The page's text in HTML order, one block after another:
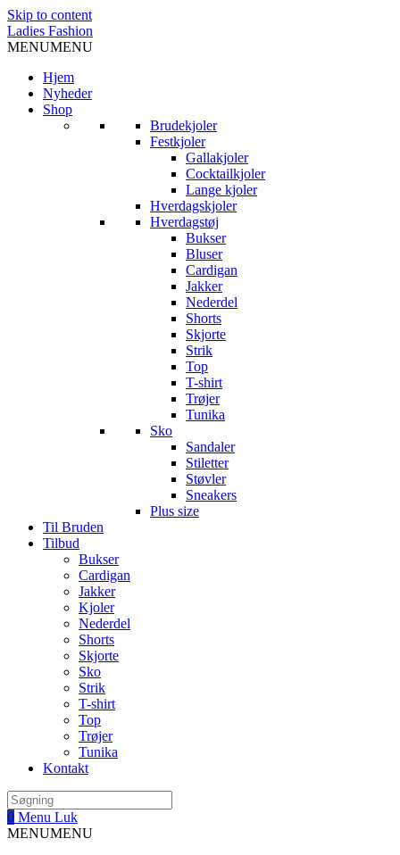
Skip to content
Ladies Fashion
MENUMENU
Hjem
Nyheder
Shop
Brudekjoler
Festkjoler
Gallakjoler
Cocktailkjoler
Lange kjoler
Hverdagskjoler
Hverdagstøj
Bukser
Bluser
Cardigan
Jakker
Nederdel
Shorts
Skjorte
Strik
Top
T-shirt
Trøjer
Tunika
Sko
Sandaler
Stiletter
Støvler
Sneakers
Plus size
Til Bruden
Tilbud
Bukser
Cardigan
Jakker
Kjoler
Nederdel
Shorts
Skjorte
Sko
Strik
T-shirt
Top
Trøjer
Tunika
Kontakt
0 Menu Luk
MENUMENU